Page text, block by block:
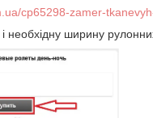
cp65298-zamer-
необхідну ширину